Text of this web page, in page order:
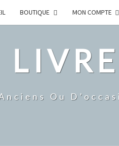
BOUTIQUE MON COMPTE
LIVRE
Ou